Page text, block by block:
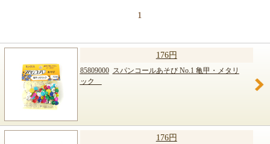
1
176円
85809000 スパンコールあそび No.1 亀甲・メタリ
ック
176円